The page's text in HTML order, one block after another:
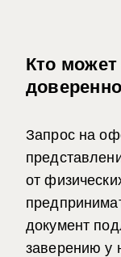
Кто
Запрос на
от
документ
заверению у